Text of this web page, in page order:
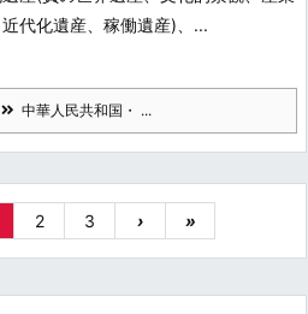
代化遺産、稼働遺産)、...
中華人民共和国・ ...
2 3 › »